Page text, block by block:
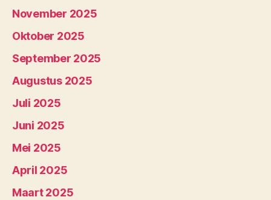
November 2025
Oktober 2025
September 2025
Augustus 2025
Juli 2025
Juni 2025
Mei 2025
April 2025
Maart 2025